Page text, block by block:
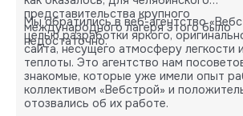
представительства крупного
международного лагеря этого было
недостаточно.
Мы обратились в веб-агентство
целью разработки яркого,
сайта, несущего атмосферу легкости и
теплоты. Это агентство нам
знакомые, которые уже имели опыт
коллективом «Вебстрой» и
отозвались об их работе.